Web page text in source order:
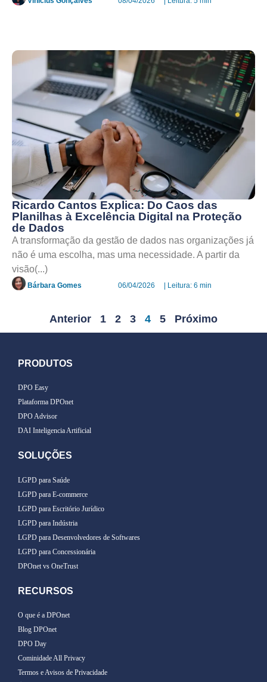
Ricardo Cantos Explica: Do Caos das
Planilhas à Excelência Digital na Proteção
de Dados
A transformação da gestão de dados nas organizações já
não é uma escolha, mas uma necessidade. A partir da
visão(...)
Bárbara Gomes 06/04/2026 | Leitura: 6 min
Anterior 1 2 3 4 5 Próximo
PRODUTOS
DPO Easy
Plataforma DPOnet
DPO Advisor
DAI Inteligencia Artificial
SOLUÇÕES
LGPD para Saúde
LGPD para E-commerce
LGPD para Escritório Jurídico
LGPD para Indústria
LGPD para Desenvolvedores de Softwares
LGPD para Concessionária
DPOnet vs OneTrust
RECURSOS
O que é a DPOnet
Blog DPOnet
DPO Day
Cominidade All Privacy
Termos e Avisos de Privacidade